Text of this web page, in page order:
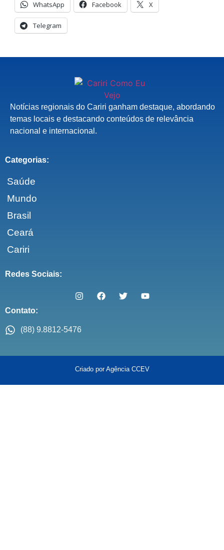
WhatsApp Facebook X
Telegram
Notícias regionais do Cariri ganham destaque, abordando
temas locais e destacando conteúdos de relevância
nacional e internacional.
Categorias:
Saúde
Mundo
Brasil
Ceará
Cariri
Redes Sociais:
Contato:
(88) 9.8812-5476
Criado por Agência CCEV